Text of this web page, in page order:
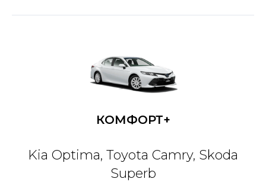
КОМФОРТ+
Kia Optima, Toyota Camry, Skoda
Superb